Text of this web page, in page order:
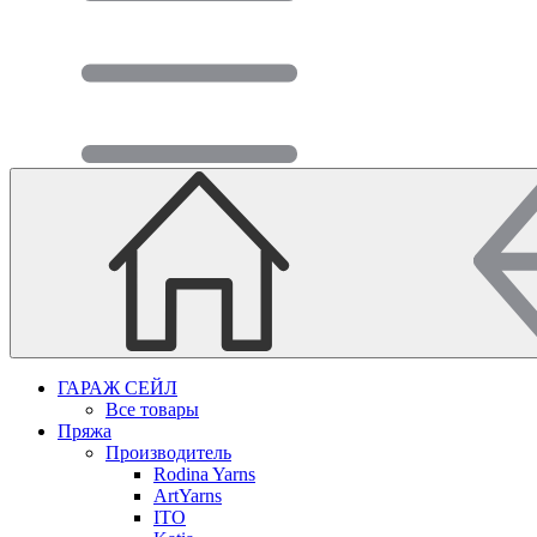
ГАРАЖ СЕЙЛ
Все товары
Пряжа
Производитель
Rodina Yarns
ArtYarns
ITO